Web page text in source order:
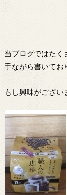
当ブログではたく
手ながら書いてお
もし興味がござい